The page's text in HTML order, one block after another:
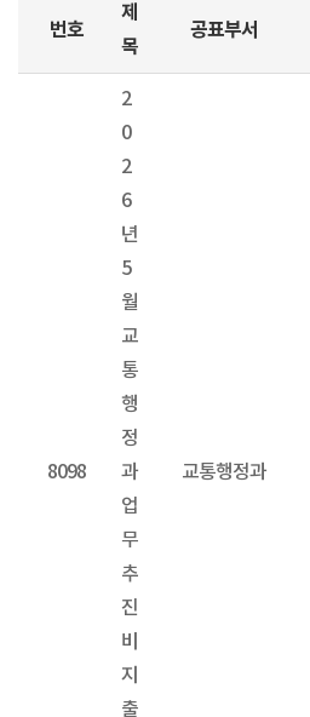
번호
제
목
공표부서
8098
2
0
2
6
년
5
월
교
통
행
정
과
업
무
추
진
비
지
출
교통행정과